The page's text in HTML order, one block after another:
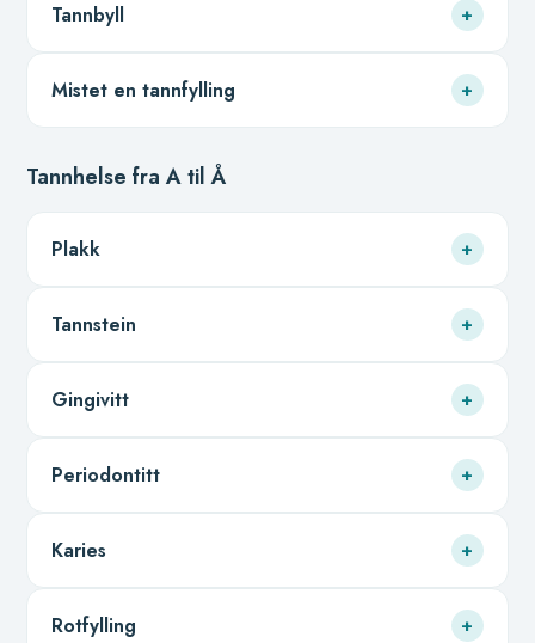
Tannbyll +
Mistet en tannfylling +
Tannhelse fra A til Å
Plakk +
Tannstein +
Gingivitt +
Periodontitt +
Karies +
Rotfylling +